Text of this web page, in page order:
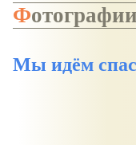
Мы идём